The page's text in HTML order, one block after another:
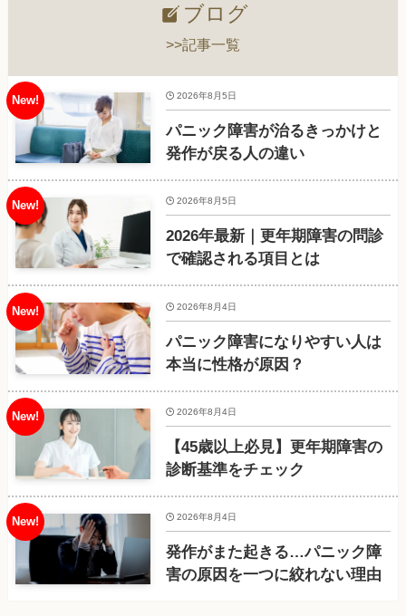
ブログ
>>記事一覧
パニック障害が治るきっかけと
発作が戻る人の違い
2026年8月5日
2026年最新｜更年期障害の問診
で確認される項目とは
2026年8月5日
パニック障害になりやすい人は
本当に性格が原因？
2026年8月4日
【45歳以上必見】更年期障害の
診断基準をチェック
2026年8月4日
発作がまた起きる…パニック障
害の原因を一つに絞れない理由
2026年8月4日